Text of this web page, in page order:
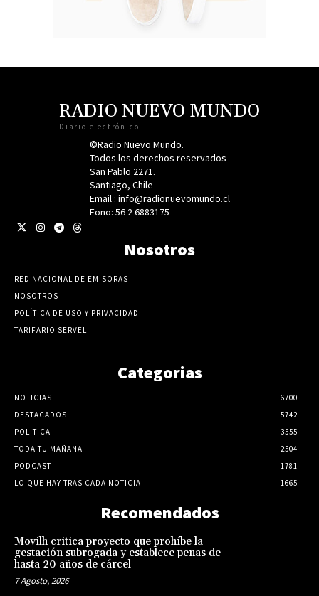
RADIO NUEVO MUNDO
Diario electrónico
©Radio Nuevo Mundo.
Todos los derechos reservados
San Pablo 2271.
Santiago, Chile
Email : info@radionuevomundo.cl
Fono: 56 2 6883175
Nosotros
RED NACIONAL DE EMISORAS
NOSOTROS
POLÍTICA DE USO Y PRIVACIDAD
TARIFARIO SERVEL
Categorias
NOTICIAS
6700
DESTACADOS
5742
POLITICA
3555
TODA TU MAÑANA
2504
PODCAST
1781
LO QUE HAY TRAS CADA NOTICIA
1665
Recomendados
Movilh critica proyecto que prohíbe la
gestación subrogada y establece penas de
hasta 20 años de cárcel
7 Agosto, 2026